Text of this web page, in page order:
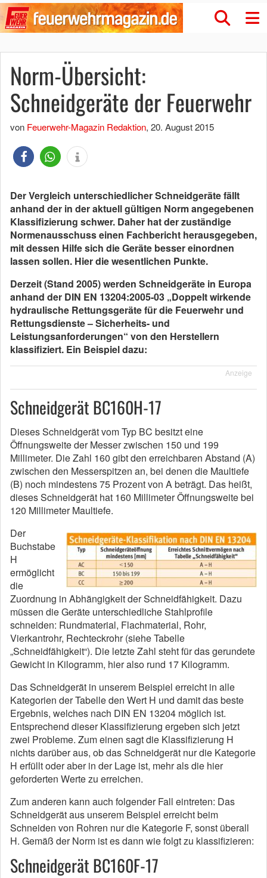
Norm-Übersicht:
Schneidgeräte der Feuerwehr
von Feuerwehr-Magazin Redaktion, 20. August 2015
Der Vergleich unterschiedlicher Schneidgeräte fällt
anhand der in der aktuell gültigen Norm angegebenen
Klassifizierung schwer. Daher hat der zuständige
Normenausschuss einen Fachbericht herausgegeben,
mit dessen Hilfe sich die Geräte besser einordnen
lassen sollen. Hier die wesentlichen Punkte.
Derzeit (Stand 2005) werden Schneidgeräte in Europa
anhand der DIN EN 13204:2005-03 „Doppelt wirkende
hydraulische Rettungsgeräte für die Feuerwehr und
Rettungsdienste – Sicherheits- und
Leistungsanforderungen“ von den Herstellern
klassifiziert. Ein Beispiel dazu:
Anzeige
Schneidgerät BC160H-17
Dieses Schneidgerät vom Typ BC besitzt eine
Öffnungsweite der Messer zwischen 150 und 199
Millimeter. Die Zahl 160 gibt den erreichbaren Abstand (A)
zwischen den Messerspitzen an, bei denen die Maultiefe
(B) noch mindestens 75 Prozent von A beträgt. Das heißt,
dieses Schneidgerät hat 160 Millimeter Öffnungsweite bei
120 Millimeter Maultiefe.
Der
Buchstabe
H
ermöglicht
die
Zuordnung in Abhängigkeit der Schneidfähigkeit. Dazu
müssen die Geräte unterschiedliche Stahlprofile
schneiden: Rundmaterial, Flachmaterial, Rohr,
Vierkantrohr, Rechteckrohr (siehe Tabelle
„Schneidfähigkeit“). Die letzte Zahl steht für das gerundete
Gewicht in Kilogramm, hier also rund 17 Kilogramm.
Das Schneidgerät in unserem Beispiel erreicht in alle
Kategorien der Tabelle den Wert H und damit das beste
Ergebnis, welches nach DIN EN 13204 möglich ist.
Entsprechend dieser Klassifizierung ergeben sich jetzt
zwei Probleme. Zum einen sagt die Klassifizierung H
nichts darüber aus, ob das Schneidgerät nur die Kategorie
H erfüllt oder aber in der Lage ist, mehr als die hier
geforderten Werte zu erreichen.
Zum anderen kann auch folgender Fall eintreten: Das
Schneidgerät aus unserem Beispiel erreicht beim
Schneiden von Rohren nur die Kategorie F, sonst überall
H. Gemäß der Norm ist es dann wie folgt zu klassifizieren:
Schneidgerät BC160F-17